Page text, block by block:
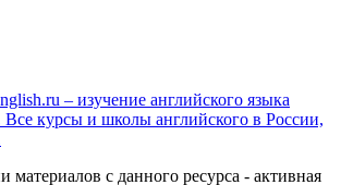
– изучение английского языка
Все курсы и школы английского в России,
материалов с данного ресурса - активная